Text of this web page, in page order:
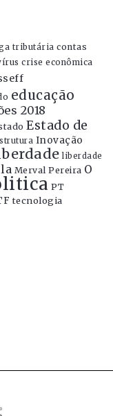
tributária contas
crise econômica
educação
2018
Estado de
Inovação
liberdade
Merval Pereira O
PT
tecnologia